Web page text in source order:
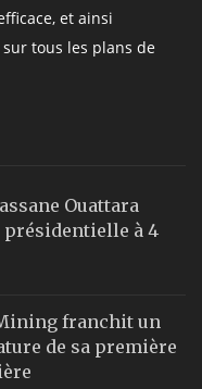
et ainsi
tous les plans de
Ouattara
présidentielle à 4
franchit un
de sa première